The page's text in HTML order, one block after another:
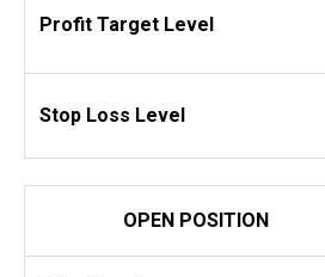
Profit Target Level
Stop Loss Level
OPEN POSITION